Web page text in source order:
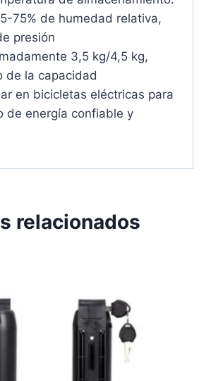
75% de humedad relativa,
presión
3,5 kg/4,5 kg,
de la capacidad
en bicicletas eléctricas para
de energía confiable y
relacionados